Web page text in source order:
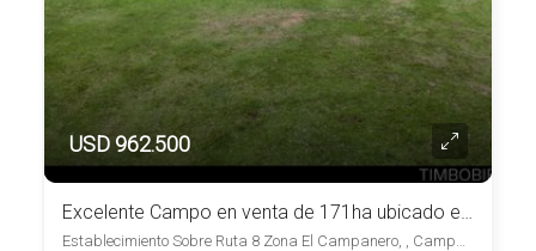
USD 962.500
Excelente Campo en venta de 171ha ubicado en Campanero
Establecimiento Sobre Ruta 8 Zona El Campanero, , Campanero